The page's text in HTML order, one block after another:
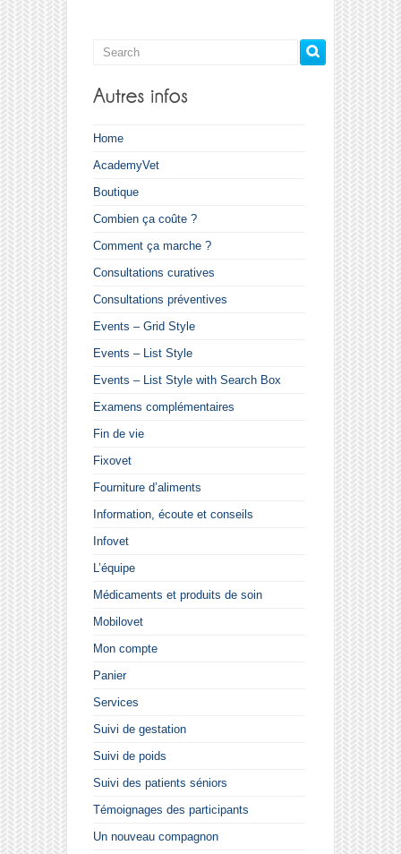
Home
AcademyVet
Boutique
Combien ça coûte ?
Comment ça marche ?
Consultations curatives
Consultations préventives
Events – Grid Style
Events – List Style
Events – List Style with Search Box
Examens complémentaires
Fin de vie
Fixovet
Fourniture d’aliments
Information, écoute et conseils
Infovet
L’équipe
Médicaments et produits de soin
Mobilovet
Mon compte
Panier
Services
Suivi de gestation
Suivi de poids
Suivi des patients séniors
Témoignages des participants
Un nouveau compagnon